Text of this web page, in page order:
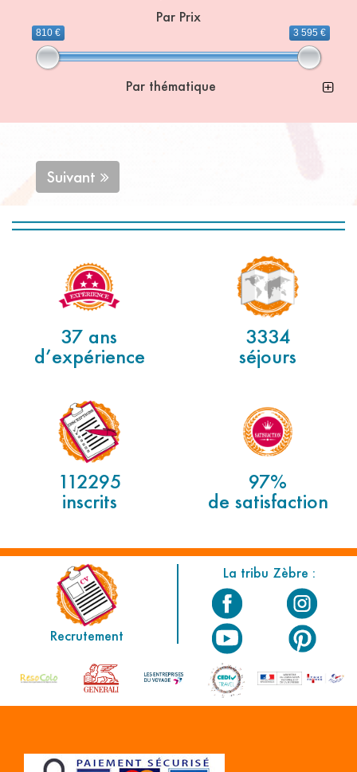
Par Prix
810 € 3 595 €
Par thématique
Suivant
37 ans
d’expérience
3334
séjours
112295
inscrits
97%
de satisfaction
Recrutement
La tribu Zèbre :